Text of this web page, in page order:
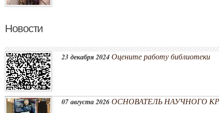
Новости
23 декабря 2024 Оцените работу библиотеки
07 августа 2026 ОСНОВАТЕЛЬ НАУЧНОГО